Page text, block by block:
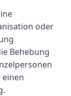
oder
Behebung